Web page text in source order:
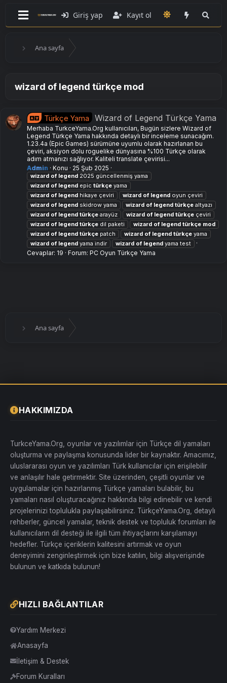
Giriş yap Kayıt ol
Ana sayfa
wizard of legend türkçe mod
Türkçe Yama Wizard of Legend Türkçe Yama
Merhaba TurkceYama.Org kullanıcıları, Bugün sizlere Wizard of
Legend Türkçe Yama hakkında detaylı bir inceleme sunacağım.
1.23.4a (Epic Games) sürümüne uyumlu olarak hazırlanan bu
çeviri, aksiyon dolu roguelike dünyasına %100 Türkçe olarak
adım atmanızı sağlıyor. Kaliteli translate çevirisi...
Admin
Konu 25 Şub 2025
wizard of legend 2025 güncellenmiş yama
wizard of legend epic türkçe yama
wizard of legend hikaye çeviri wizard of legend oyun çeviri
wizard of legend skidrow yama wizard of legend türkçe altyazı
wizard of legend türkçe arayüz wizard of legend türkçe çeviri
wizard of legend türkçe dil paketi wizard of legend türkçe mod
wizard of legend türkçe patch wizard of legend türkçe yama
wizard of legend yama i̇ndir wizard of legend yama test
Cevaplar: 19 Forum: PC Oyun Türkçe Yama
Ana sayfa
HAKKIMIZDA
TurkceYama.Org, oyunlar ve yazılımlar için Türkçe dil yamaları
oluşturma ve paylaşma konusunda lider bir kaynaktır. Amacımız,
uluslararası oyun ve yazılımları Türk kullanıcılar için erişilebilir
ve anlaşılır hale getirmektir. Site üzerinden, çeşitli oyunlar ve
uygulamalar için hazırlanmış Türkçe yamaları bulabilir, bu
yamaları nasıl oluşturacağınız hakkında bilgi edinebilir ve kendi
projelerinizi toplulukla paylaşabilirsiniz. TürkçeYama.Org, detaylı
rehberler, güncel yamalar, teknik destek ve topluluk forumları ile
kullanıcıların dil desteği ile ilgili tüm ihtiyaçlarını karşılamayı
hedefler. Türkçe içeriklerin kalitesini artırmak ve oyun
deneyimini zenginleştirmek için bize katılın, bilgi alışverişinde
bulunun ve katkıda bulunun!
HIZLI BAĞLANTILAR
Yardım Merkezi
Anasayfa
İletişim & Destek
Forum Kuralları